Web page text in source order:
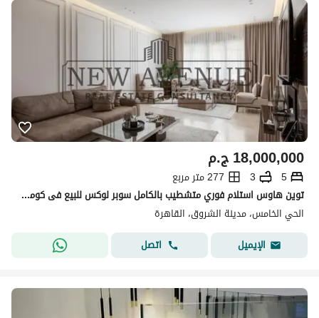
ج.م18,000,000
5
3
277 متر مربع
توين هاوس استلام فوري متشطيب بالكامل سوبر لوكس للبيع فى كومباوند جرين فالى الشروق green valley - el shorouk
الحي الخامس، مدينة الشروق، القاهرة
الإيميل
اتصل